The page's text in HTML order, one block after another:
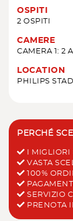
OSPITI
2 OSPITI
CAMERE
CAMERA 1: 2
LOCATION
PHILIPS
PERCHÉ
I MIGLIORI
VASTA
100%
SERVIZIO
PRENOTA